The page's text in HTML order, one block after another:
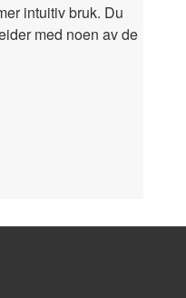
intuitiv bruk. Du
med noen av de